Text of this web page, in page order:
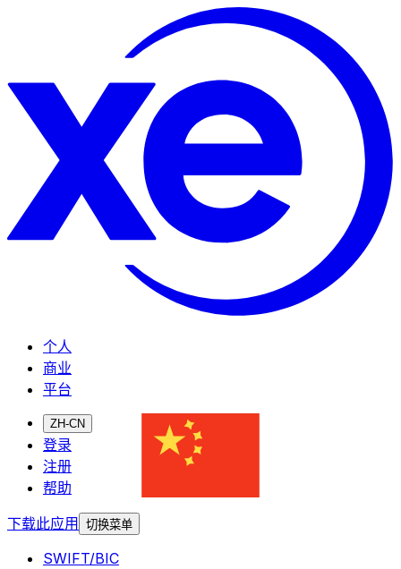
个人
商业
平台
ZH-CN
登录
注册
帮助
下载此应用
切换菜单
SWIFT/BIC